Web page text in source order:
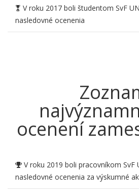
V roku 2017 boli študentom SvF
nasledovné ocenenia
ocenení
V roku 2019 boli pracovníkom SvF
nasledovné ocenenia za výskumné